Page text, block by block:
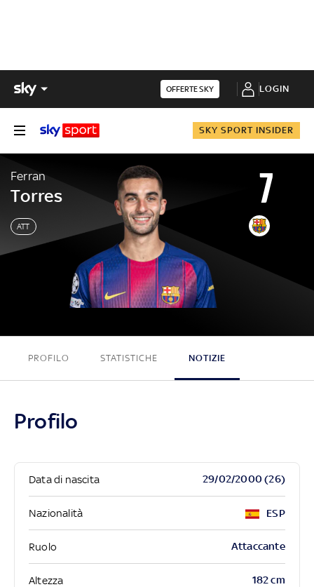
OFFERTE SKY LOGIN
SKY SPORT INSIDER
Ferran
Torres
ATT
7
Ferran Torres
PROFILO STATISTICHE NOTIZIE
Profilo
Data di nascita 29/02/2000 (26)
Nazionalità ESP
Ruolo Attaccante
Altezza 182 cm